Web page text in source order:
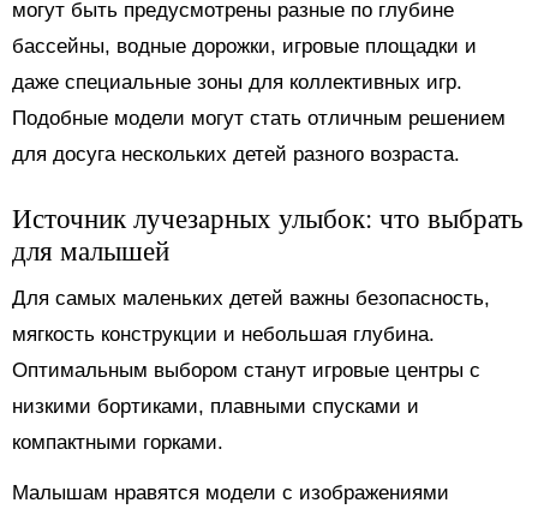
могут быть предусмотрены разные по глубине
бассейны, водные дорожки, игровые площадки и
даже специальные зоны для коллективных игр.
Подобные модели могут стать отличным решением
для досуга нескольких детей разного возраста.
Источник лучезарных улыбок: что выбрать
для малышей
Для самых маленьких детей важны безопасность,
мягкость конструкции и небольшая глубина.
Оптимальным выбором станут игровые центры с
низкими бортиками, плавными спусками и
компактными горками.
Малышам нравятся модели с изображениями